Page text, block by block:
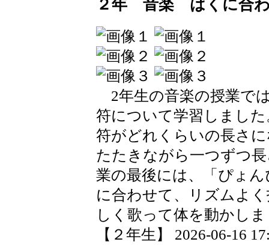
２年 音楽 はくに合
2年生の音楽の授業で
符について学習しまし
符がどれくらいの長さ
たたきながら一つずつ
業の最後には、「ぴょ
に合わせて、リズムよ
しく歌って体を動かし
【２年生】 2026-06-16